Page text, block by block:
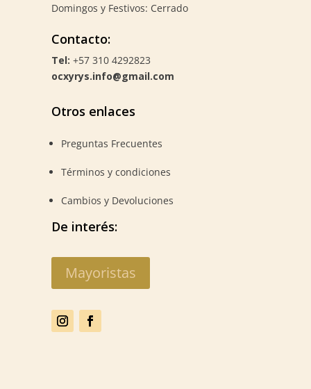
Domingos y Festivos: Cerrado
Contacto:
Tel: +57 310 4292823
ocxyrys.info@gmail.com
Otros enlaces
Preguntas Frecuentes
Términos y condiciones
Cambios y Devoluciones
De interés:
Mayoristas